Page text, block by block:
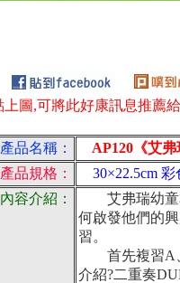
上圖,可將此好康訊息推薦
品名稱：
AP120《艾弗
品規格：
30×22.5cm 彩
容介紹：
艾弗瑞幼童
何啟發他們的
習。
首先複習A、
介紹?二重奏